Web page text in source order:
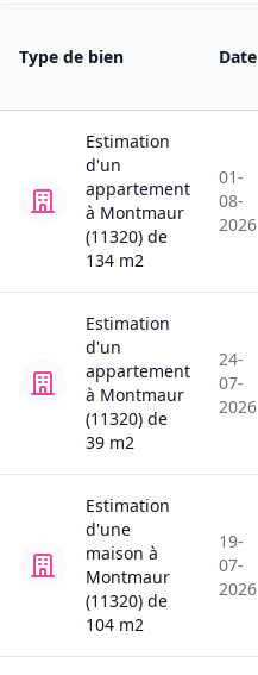
Type de bien Date
Estimation
d'un
appartement
à Montmaur
(11320) de
134 m2
01-
08-
2026
Estimation
d'un
appartement
à Montmaur
(11320) de
39 m2
24-
07-
2026
Estimation
d'une
maison à
Montmaur
(11320) de
104 m2
19-
07-
2026